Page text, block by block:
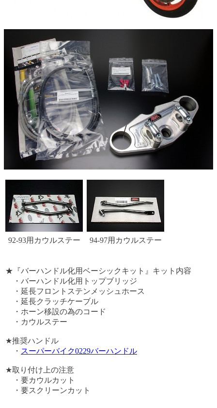
92-93用カウルステー 94-97用カウルステー
★『バーハンドル化用ベーシックキット』キット内容
・バーハンドル化用トップブリッジ
・延長フロントステンメッシュホース
・延長クラッチケーブル
・ホーン移設の為のコード
・カウルステー
★推奨ハンドル
・ スーパーバイク0229バーハンドル
★取り付け上の注意
・要カウルカット
・要スクリーンカット